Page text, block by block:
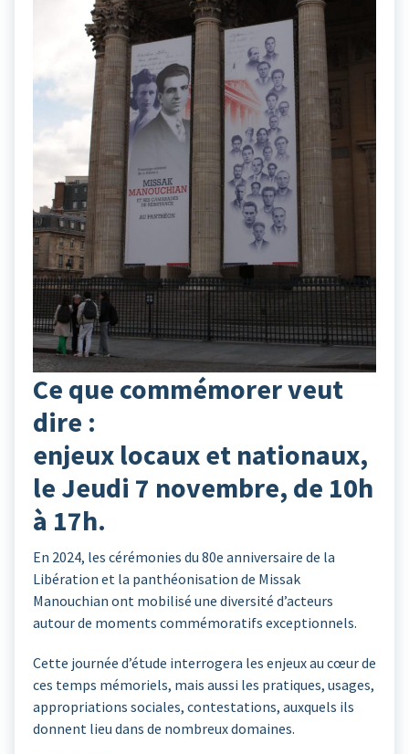
Ce que commémorer veut
dire :
enjeux locaux et nationaux,
le Jeudi 7 novembre, de 10h
à 17h.
En 2024, les cérémonies du 80e anniversaire de la
Libération et la panthéonisation de Missak
Manouchian ont mobilisé une diversité d’acteurs
autour de moments commémoratifs exceptionnels.
Cette journée d’étude interrogera les enjeux au cœur de
ces temps mémoriels, mais aussi les pratiques, usages,
appropriations sociales, contestations, auxquels ils
donnent lieu dans de nombreux domaines.